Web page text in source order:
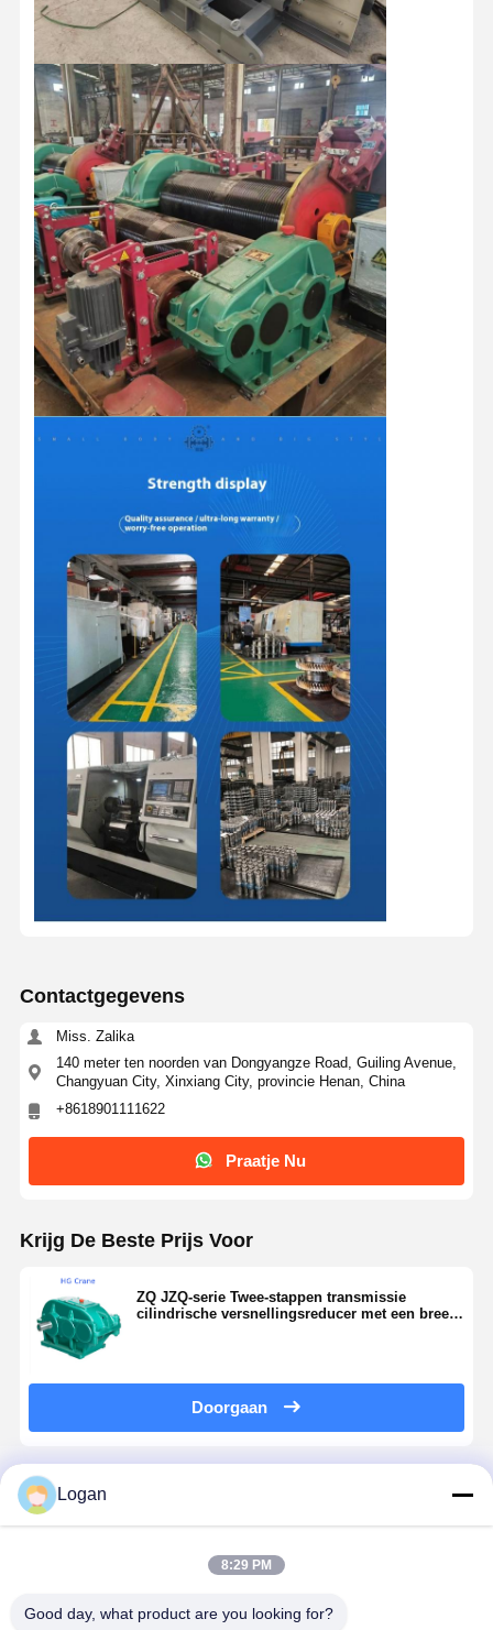
Contactgegevens
Miss. Zalika
140 meter ten noorden van Dongyangze Road, Guiling Avenue,
Changyuan City, Xinxiang City, provincie Henan, China
+8618901111622
Praatje Nu
Krijg De Beste Prijs Voor
ZQ JZQ-serie Twee-stappen transmissie
cilindrische versnellingsreducer met een breed
Doorgaan
ons
Sitemap
Privacybeleid
Kwaliteit KroevenwielenChinese Fabriek.Copyright © 2026 Henan
Huagong Industrial Group Co., Ltd.. All Rights Reserved.
Logan
8:29 PM
Good day, what product are you looking for?